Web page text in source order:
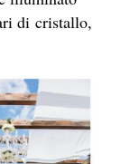
di cristallo,